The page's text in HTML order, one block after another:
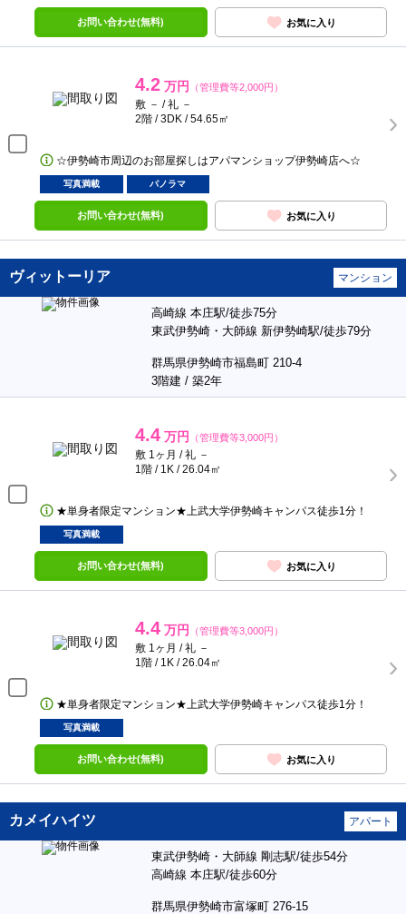
お問い合わせ(無料) お気に入り
4.2 万円 （管理費等2,000円）
敷 － / 礼 －
2階 / 3DK / 54.65㎡
☆伊勢崎市周辺のお部屋探しはアパマンショップ伊勢崎店へ☆
写真満載 パノラマ
お問い合わせ(無料) お気に入り
ヴィットーリア マンション
高崎線 本庄駅/徒歩75分
東武伊勢崎・大師線 新伊勢崎駅/徒歩79分
群馬県伊勢崎市福島町 210-4
3階建 / 築2年
4.4 万円 （管理費等3,000円）
敷 1ヶ月 / 礼 －
1階 / 1K / 26.04㎡
★単身者限定マンション★上武大学伊勢崎キャンパス徒歩1分！
写真満載
お問い合わせ(無料) お気に入り
4.4 万円 （管理費等3,000円）
敷 1ヶ月 / 礼 －
1階 / 1K / 26.04㎡
★単身者限定マンション★上武大学伊勢崎キャンパス徒歩1分！
写真満載
お問い合わせ(無料) お気に入り
カメイハイツ アパート
東武伊勢崎・大師線 剛志駅/徒歩54分
高崎線 本庄駅/徒歩60分
群馬県伊勢崎市富塚町 276-15